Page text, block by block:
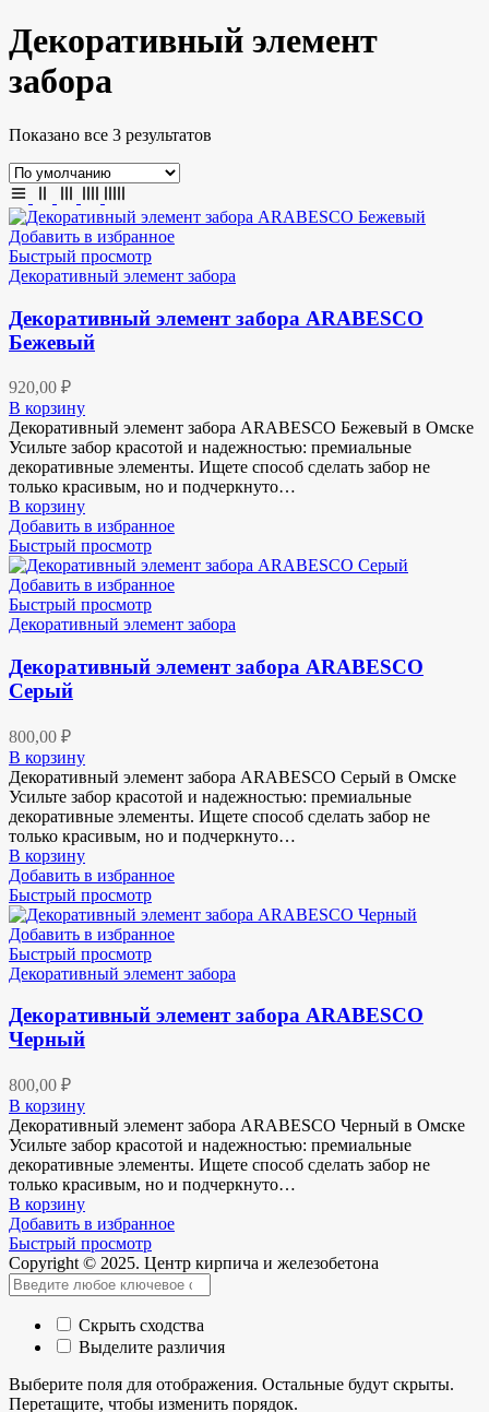
Декоративный элемент
забора
Показано все 3 результатов
Добавить в избранное
Быстрый просмотр
Декоративный элемент забора
Декоративный элемент забора ARABESCO
Бежевый
920,00 ₽
В корзину
Декоративный элемент забора ARABESCO Бежевый в Омске
Усильте забор красотой и надежностью: премиальные
декоративные элементы. Ищете способ сделать забор не
только красивым, но и подчеркнуто…
В корзину
Добавить в избранное
Быстрый просмотр
Добавить в избранное
Быстрый просмотр
Декоративный элемент забора
Декоративный элемент забора ARABESCO
Серый
800,00 ₽
В корзину
Декоративный элемент забора ARABESCO Серый в Омске
Усильте забор красотой и надежностью: премиальные
декоративные элементы. Ищете способ сделать забор не
только красивым, но и подчеркнуто…
В корзину
Добавить в избранное
Быстрый просмотр
Добавить в избранное
Быстрый просмотр
Декоративный элемент забора
Декоративный элемент забора ARABESCO
Черный
800,00 ₽
В корзину
Декоративный элемент забора ARABESCO Черный в Омске
Усильте забор красотой и надежностью: премиальные
декоративные элементы. Ищете способ сделать забор не
только красивым, но и подчеркнуто…
В корзину
Добавить в избранное
Быстрый просмотр
Copyright © 2025. Центр кирпича и железобетона
Скрыть сходства
Выделите различия
Выберите поля для отображения. Остальные будут скрыты.
Перетащите, чтобы изменить порядок.